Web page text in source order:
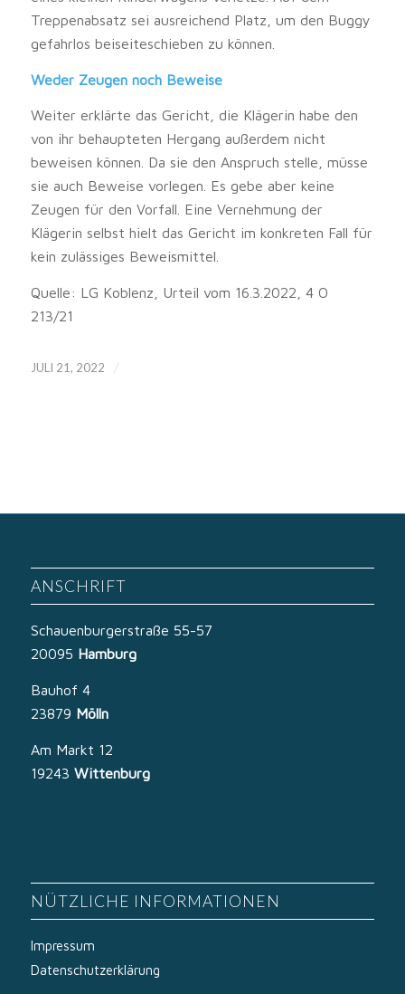
Treppenabsatz sei ausreichend Platz, um den Buggy
gefahrlos beiseiteschieben zu können.
Weder Zeugen noch Beweise
Weiter erklärte das Gericht, die Klägerin habe den
von ihr behaupteten Hergang außerdem nicht
beweisen können. Da sie den Anspruch stelle, müsse
sie auch Beweise vorlegen. Es gebe aber keine
Zeugen für den Vorfall. Eine Vernehmung der
Klägerin selbst hielt das Gericht im konkreten Fall für
kein zulässiges Beweismittel.
Quelle: LG Koblenz, Urteil vom 16.3.2022, 4 O
213/21
JULI 21, 2022 /
ANSCHRIFT
Schauenburgerstraße 55-57
20095 Hamburg
Bauhof 4
23879 Mölln
Am Markt 12
19243 Wittenburg
NÜTZLICHE INFORMATIONEN
Impressum
Datenschutzerklärung